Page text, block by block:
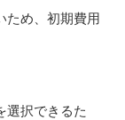
ため、初期費用
選択できるた